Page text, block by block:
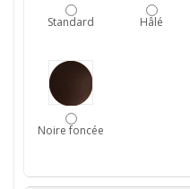
Standard Hâlé
Noire foncée